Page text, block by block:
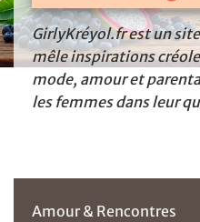
GirlyKréyol.fr est un
mêle inspirations
mode, amour et
les femmes dans leur
Amour & Rencontres